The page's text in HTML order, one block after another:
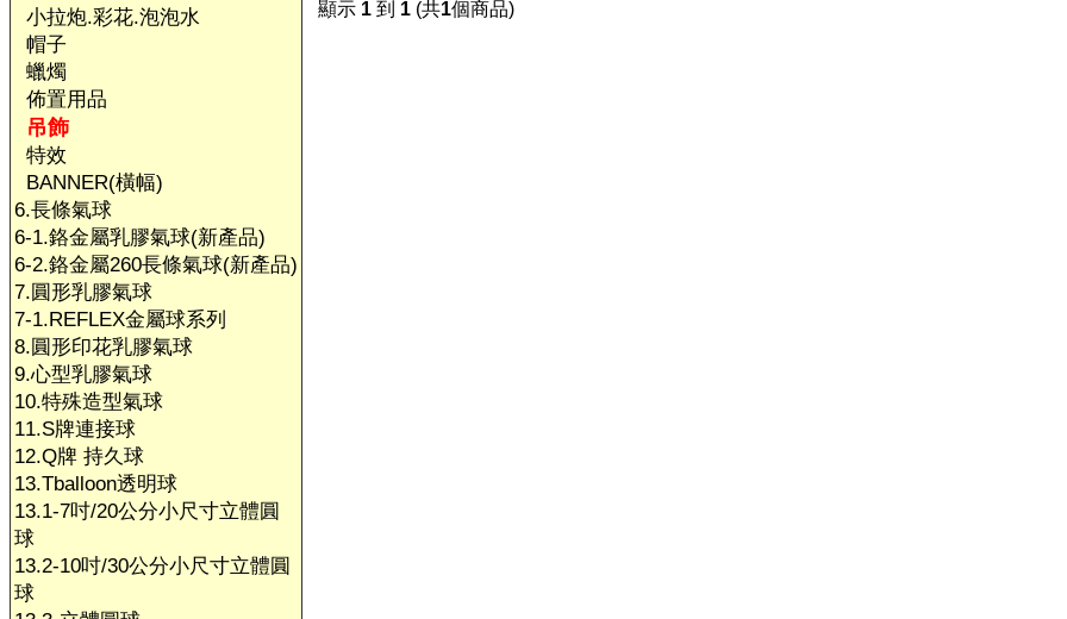
小拉炮.彩花.泡泡水
帽子
蠟燭
佈置用品
吊飾
特效
BANNER(橫幅)
6.長條氣球
6-1.鉻金屬乳膠氣球(新產品)
6-2.鉻金屬260長條氣球(新產品)
7.圓形乳膠氣球
7-1.REFLEX金屬球系列
8.圓形印花乳膠氣球
9.心型乳膠氣球
10.特殊造型氣球
11.S牌連接球
12.Q牌 持久球
13.Tballoon透明球
13.1-7吋/20公分小尺寸立體圓
球
13.2-10吋/30公分小尺寸立體圓
球
顯示 1 到 1 (共1個商品)